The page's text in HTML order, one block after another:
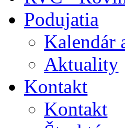
Podujatia
Kalendár
Aktuality
Kontakt
Kontakt